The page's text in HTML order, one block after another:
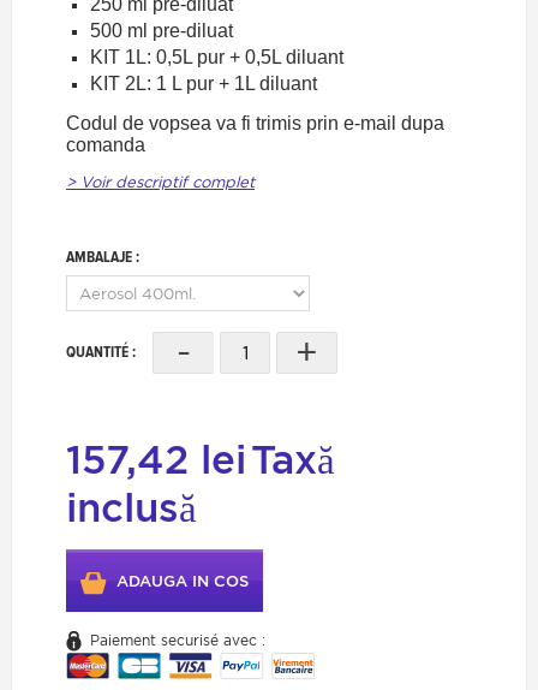
500 ml pre-diluat
KIT 1L: 0,5L pur + 0,5L diluant
KIT 2L: 1 L pur + 1L diluant
Codul de vopsea va fi trimis prin e-mail dupa
comanda
> Voir descriptif complet
AMBALAJE :
QUANTITÉ : - +
157,42 leiTaxă
inclusă
ADAUGA IN COS
Paiement securisé avec :